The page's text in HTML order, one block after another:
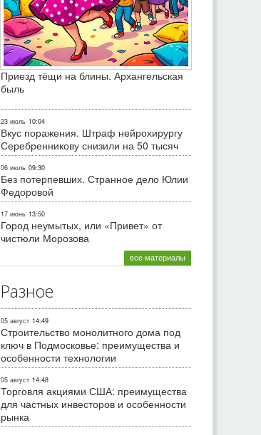
Приезд тёщи на блины. Архангельская
быль
23 июль 10:04
Вкус поражения. Штраф нейрохирургу
Серебренникову снизили на 50 тысяч
06 июль 09:30
Без потерпевших. Странное дело Юлии
Федоровой
17 июнь 13:50
Город неумытых, или «Привет» от
чистюли Морозова
все материалы
Разное
05 август 14:49
Строительство монолитного дома под
ключ в Подмосковье: преимущества и
особенности технологии
05 август 14:48
Торговля акциями США: преимущества
для частных инвесторов и особенности
рынка